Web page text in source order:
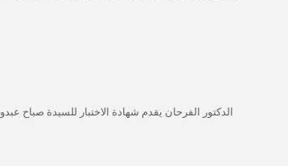
الدكتور الفرحان يقدم شهادة الاختبار للسيدة صباح عبدو